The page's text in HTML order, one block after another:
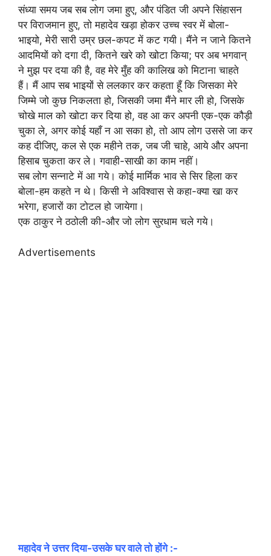
संध्या समय जब सब लोग जमा हुए, और पंडित जी अपने सिंहासन
पर विराजमान हुए, तो महादेव खड़ा होकर उच्च स्वर में बोला-
भाइयो, मेरी सारी उम्र छल-कपट में कट गयी। मैंने न जाने कितने
आदमियों को दगा दी, कितने खरे को खोटा किया; पर अब भगवान्
ने मुझ पर दया की है, वह मेरे मुँह की कालिख को मिटाना चाहते
हैं। मैं आप सब भाइयों से ललकार कर कहता हूँ कि जिसका मेरे
जिम्मे जो कुछ निकलता हो, जिसकी जमा मैंने मार ली हो, जिसके
चोखे माल को खोटा कर दिया हो, वह आ कर अपनी एक-एक कौड़ी
चुका ले, अगर कोई यहाँ न आ सका हो, तो आप लोग उससे जा कर
कह दीजिए, कल से एक महीने तक, जब जी चाहे, आये और अपना
हिसाब चुकता कर ले। गवाही-साखी का काम नहीं।
सब लोग सन्नाटे में आ गये। कोई मार्मिक भाव से सिर हिला कर
बोला-हम कहते न थे। किसी ने अविश्वास से कहा-क्या खा कर
भरेगा, हजारों का टोटल हो जायेगा।
एक ठाकुर ने ठठोली की-और जो लोग सुरधाम चले गये।
Advertisements
महादेव ने उत्तर दिया-उसके घर वाले तो होंगे :-